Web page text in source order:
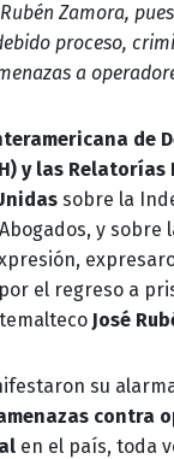
Zamora,
proceso,
a
de
y las Relatorías
sobre la
y sobre
el regreso a
José
su
contra
en el país, toda